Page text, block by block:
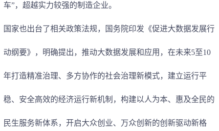
车”，超越实力较强的制造企业。
国家也出台了相关政策法规，国务院印发《促进大数据发展行
动纲要》，明确提出，推动大数据发展和应用，在未来5至10
年打造精准治理、多方协作的社会治理新模式，建立运行平
稳、安全高效的经济运行新机制，构建以人为本、惠及全民的
民生服务新体系，开启大众创业、万众创新的创新驱动新格